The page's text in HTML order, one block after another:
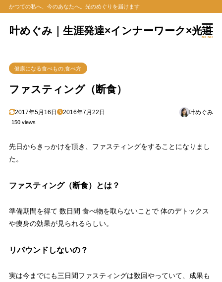
かつての私へ、今のあなたへ。光のめぐりを届けます
叶めぐみ｜生涯発達×インナーワーク×光道
MENU
健康になる食べもの,食べ方
ファスティング（断食）
2017年5月16日 2016年7月22日 叶めぐみ
150 views
先日からきっかけを頂き、ファスティングをすることになりまし
た。
ファスティング（断食）とは？
準備期間を得て 数日間 食べ物を取らないことで 体のデトックス
や痩身の効果が見られるらしい。
リバウンドしないの？
実は今までにも三日間ファスティングは数回やっていて、成果も